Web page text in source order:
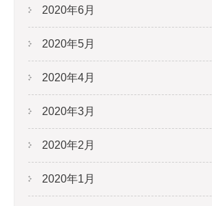
2020年6月
2020年5月
2020年4月
2020年3月
2020年2月
2020年1月